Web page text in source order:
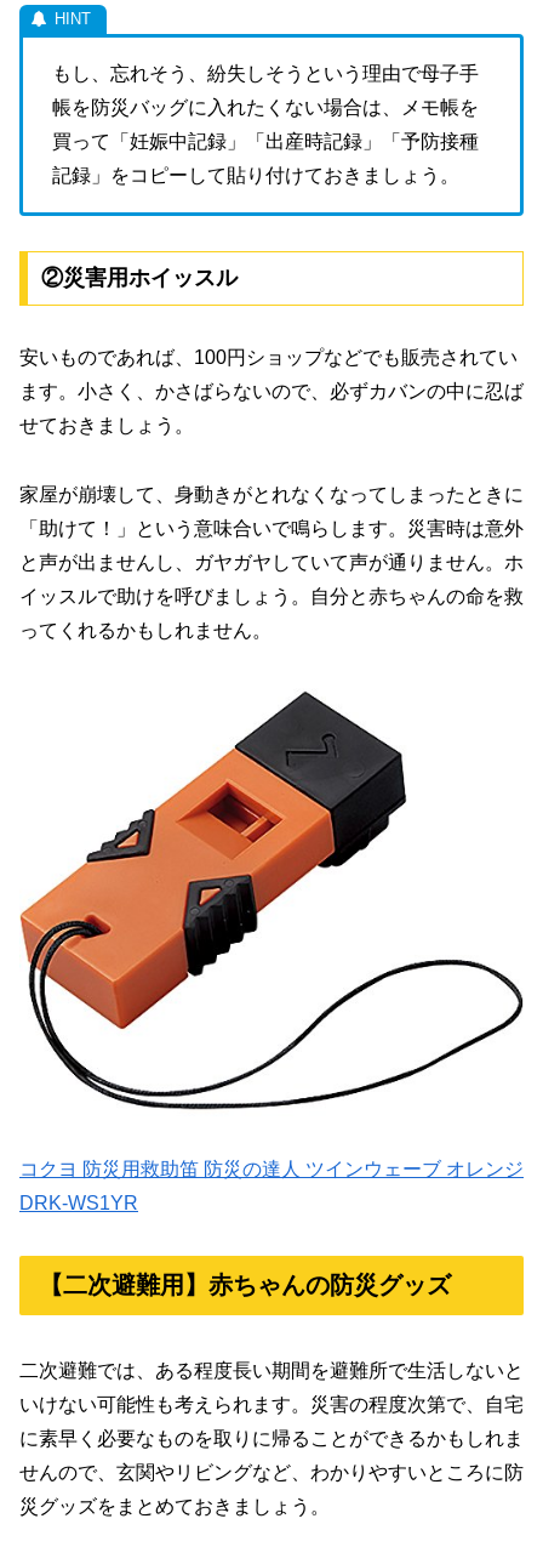
もし、忘れそう、紛失しそうという理由で母子手
帳を防災バッグに入れたくない場合は、メモ帳を
買って「妊娠中記録」「出産時記録」「予防接種
記録」をコピーして貼り付けておきましょう。
②災害用ホイッスル
安いものであれば、100円ショップなどでも販売されてい
ます。小さく、かさばらないので、必ずカバンの中に忍ば
せておきましょう。
家屋が崩壊して、身動きがとれなくなってしまったときに
「助けて！」という意味合いで鳴らします。災害時は意外
と声が出ませんし、ガヤガヤしていて声が通りません。ホ
イッスルで助けを呼びましょう。自分と赤ちゃんの命を救
ってくれるかもしれません。
コクヨ 防災用救助笛 防災の達人 ツインウェーブ オレンジ
DRK-WS1YR
【二次避難用】赤ちゃんの防災グッズ
二次避難では、ある程度長い期間を避難所で生活しないと
いけない可能性も考えられます。災害の程度次第で、自宅
に素早く必要なものを取りに帰ることができるかもしれま
せんので、玄関やリビングなど、わかりやすいところに防
災グッズをまとめておきましょう。